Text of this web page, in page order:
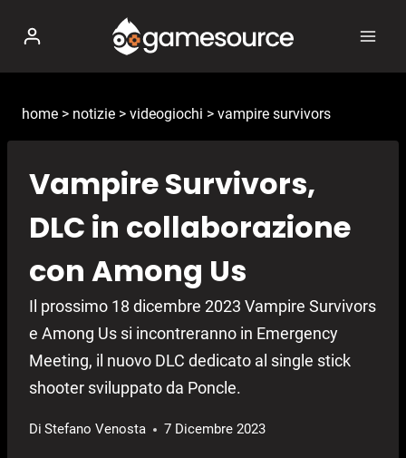
contenuto
home > notizie > videogiochi > vampire survivors
Vampire Survivors,
DLC in collaborazione
con Among Us
Il prossimo 18 dicembre 2023 Vampire Survivors
e Among Us si incontreranno in Emergency
Meeting, il nuovo DLC dedicato al single stick
shooter sviluppato da Poncle.
Di Stefano Venosta 7 Dicembre 2023